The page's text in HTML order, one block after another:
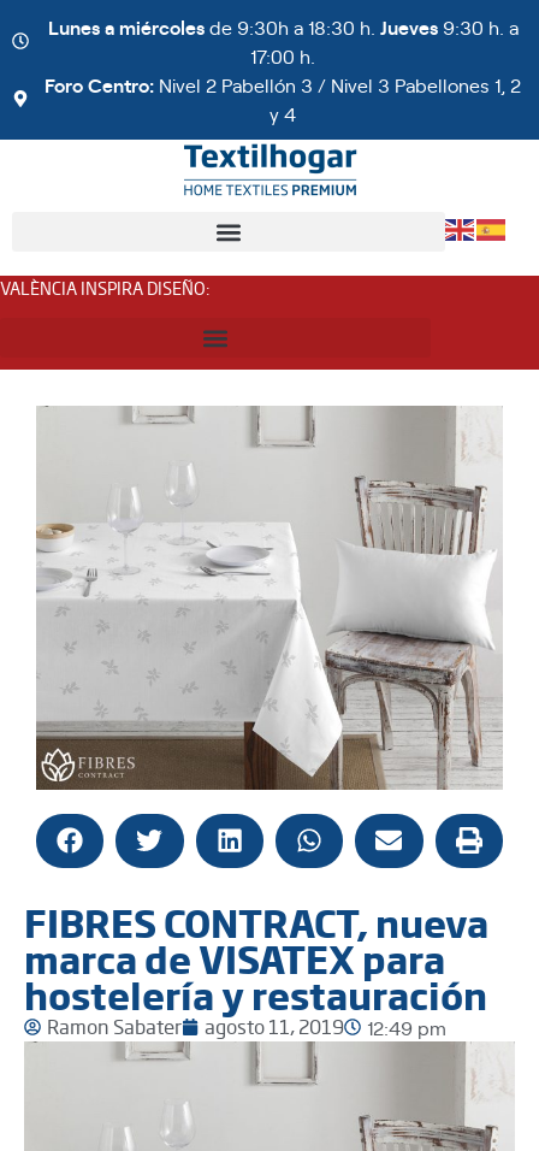
Lunes a miércolesde 9:30h a 18:30 h. Jueves 9:30 h. a
17:00 h.
Foro Centro: Nivel 2 Pabellón 3 / Nivel 3 Pabellones 1, 2
y 4
VALÈNCIA INSPIRA DISEÑO:
FIBRES CONTRACT, nueva
marca de VISATEX para
hostelería y restauración
Ramon Sabater agosto 11, 2019 12:49 pm